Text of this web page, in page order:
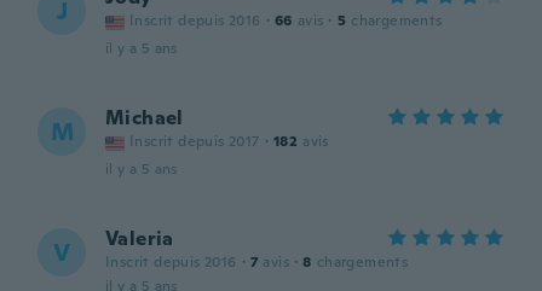
J Inscrit depuis 2016 · 66 avis · 5 chargements
il y a 5 ans
M Michael
Inscrit depuis 2017 · 182 avis
il y a 5 ans
V Valeria
Inscrit depuis 2016 · 7 avis · 8 chargements
il y a 5 ans